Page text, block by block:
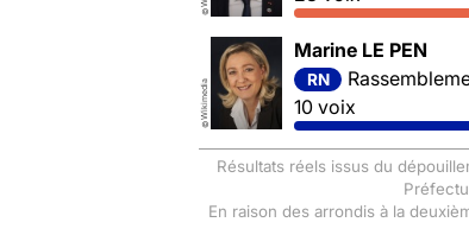
©
©
Wikimedia
Marine LE PEN
RN
10 voix
Résultats réels issus du
En raison des arrondis à la